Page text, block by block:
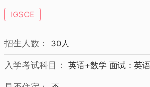
IGSCE
招生人数： 30人
入学考试科目： 英语+数学 面试：英